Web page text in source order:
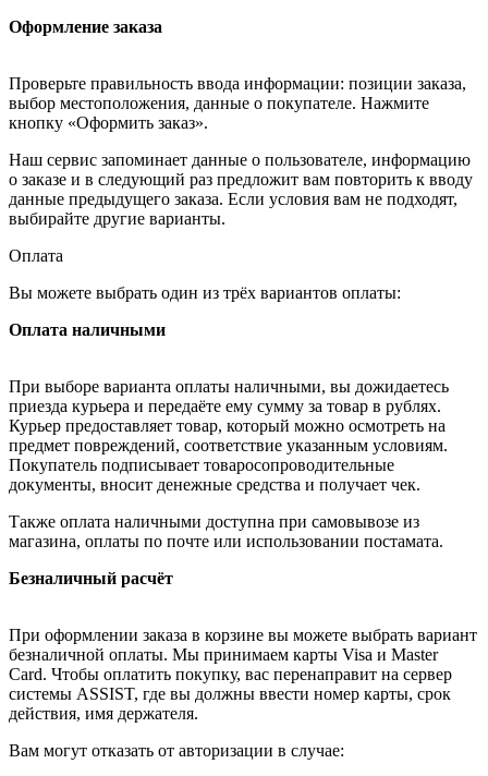
Оформление заказа
Проверьте правильность ввода информации: позиции заказа,
выбор местоположения, данные о покупателе. Нажмите
кнопку «Оформить заказ».
Наш сервис запоминает данные о пользователе, информацию
о заказе и в следующий раз предложит вам повторить к вводу
данные предыдущего заказа. Если условия вам не подходят,
выбирайте другие варианты.
Оплата
Вы можете выбрать один из трёх вариантов оплаты:
Оплата наличными
При выборе варианта оплаты наличными, вы дожидаетесь
приезда курьера и передаёте ему сумму за товар в рублях.
Курьер предоставляет товар, который можно осмотреть на
предмет повреждений, соответствие указанным условиям.
Покупатель подписывает товаросопроводительные
документы, вносит денежные средства и получает чек.
Также оплата наличными доступна при самовывозе из
магазина, оплаты по почте или использовании постамата.
Безналичный расчёт
При оформлении заказа в корзине вы можете выбрать вариант
безналичной оплаты. Мы принимаем карты Visa и Master
Card. Чтобы оплатить покупку, вас перенаправит на сервер
системы ASSIST, где вы должны ввести номер карты, срок
действия, имя держателя.
Вам могут отказать от авторизации в случае: